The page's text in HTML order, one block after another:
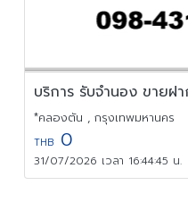
*คลองตัน , กรุงเทพมหานคร
THB0
31/07/2026 เวลา 16:44:45 น.